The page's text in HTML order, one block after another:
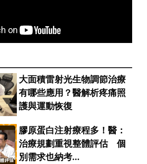
大面積雷射光生物調節治療
有哪些應用？醫解析疼痛照
護與運動恢復
膠原蛋白注射療程多！醫：
治療規劃重視整體評估 個
別需求也納考...